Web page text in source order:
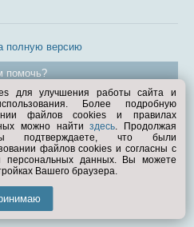
полную версию
помочь?
1998—2026
для улучшения работы сайта и
Более подробную
файлов cookies и правилах
можно найтиздесь. Продолжая
подтверждаете, что были
файлов cookies и согласны с
персональных данных. Вы можете
Вашего браузера.